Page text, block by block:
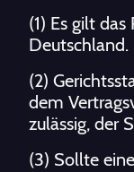
(1) Es gilt
Deutschland.
(2)
dem
zulässig, der
(3) Sollte